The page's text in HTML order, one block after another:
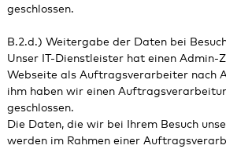
geschlossen.
B.2.d.) Weitergabe der Daten bei
Unser IT-Dienstleister hat einen Admin-
Webseite als Auftragsverarbeiter nach
ihm haben wir einen
geschlossen.
Die Daten, die wir bei Ihrem Besuch
werden im Rahmen einer